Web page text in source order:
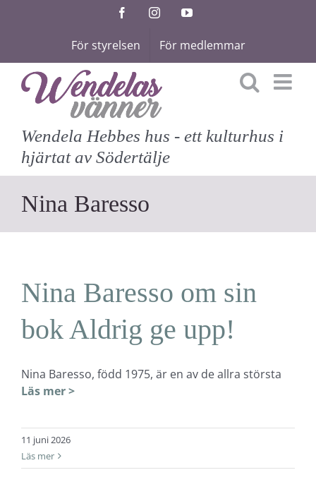
FacebookInstagramYouTube
För styrelsen För medlemmar
Wendela Hebbes hus - ett kulturhus i
hjärtat av Södertälje
Nina Baresso
Nina Baresso om sin
bok Aldrig ge upp!
Nina Baresso, född 1975, är en av de allra största
Läs mer >
11 juni 2026
Läs mer